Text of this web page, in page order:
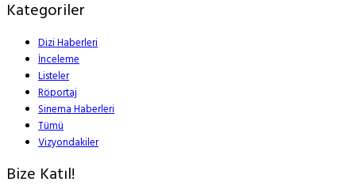
Kategoriler
Dizi Haberleri
İnceleme
Listeler
Röportaj
Sinema Haberleri
Tümü
Vizyondakiler
Bize Katıl!